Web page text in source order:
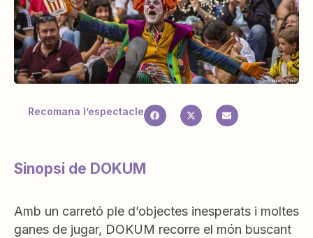
Recomana l’espectacle
Sinopsi de DOKUM
Amb un carretó ple d’objectes inesperats i moltes
ganes de jugar, DOKUM recorre el món buscant